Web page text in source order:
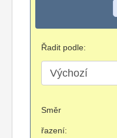
Řadit podle:
Směr
řazení: